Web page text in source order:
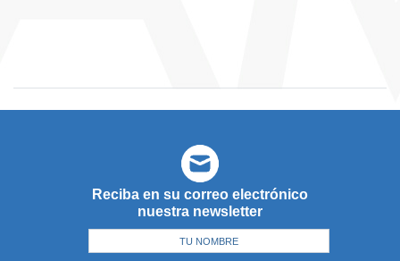
Reciba en su correo electrónico
nuestra newsletter